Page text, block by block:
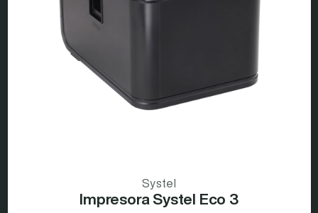
Systel
Impresora Systel Eco 3